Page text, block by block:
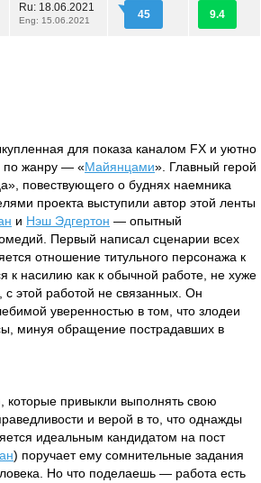
Ru: 18.06.2021
Eng: 15.06.2021 45 9.4
для показа каналом FX и уютно
по жанру — «Майянцами». Главный герой
повествующего о буднях наемника
проекта выступили автор этой ленты
и Нэш Эдгертон — опытный
Первый написал сценарии всех
отношение титульного персонажа к
к насилию как к обычной работе, не хуже
с этой работой не связанных. Он
уверенностью в том, что злодеи
минуя обращение пострадавших в
привыкли выполнять свою
и верой в то, что однажды
идеальным кандидатом на пост
) поручает ему сомнительные задания
Но что поделаешь — работа есть